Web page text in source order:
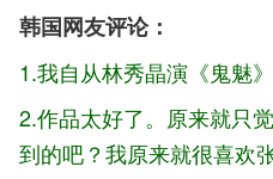
韩国网友评论：
1.我自从林秀晶演《鬼魅
2.作品太好了。原来就只
到的吧？我原来就很喜欢